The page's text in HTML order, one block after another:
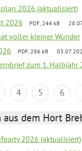
2026 (aktualisiert)
2026 PDF, 244 kB
voller kleiner Wunder
PDF, 286 kB
zum 1. Halbjahr
4 5 6
dem Hort
2026 (aktualisiert)